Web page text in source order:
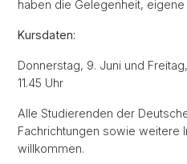
haben die Gelegenheit,
Kursdaten:
Donnerstag, 9. Juni und
11.45 Uhr
Alle Studierenden der
Fachrichtungen sowie weitere
willkommen.